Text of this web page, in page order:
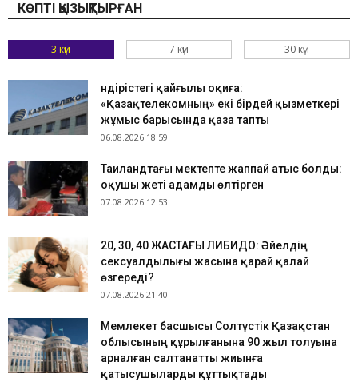
КӨПТІ ҚЫЗЫҚТЫРҒАН
3 күн 7 күн 30 күн
Өндірістегі қайғылы оқиға:
«Қазақтелекомның» екі бірдей қызметкері
жұмыс барысында қаза тапты
06.08.2026 18:59
Таиландтағы мектепте жаппай атыс болды:
оқушы жеті адамды өлтірген
07.08.2026 12:53
​20, 30, 40 ЖАСТАҒЫ ЛИБИДО: Әйелдің
сексуалдылығы жасына қарай қалай
өзгереді?
07.08.2026 21:40
Мемлекет басшысы Солтүстік Қазақстан
облысының құрылғанына 90 жыл толуына
арналған салтанатты жиынға
қатысушыларды құттықтады